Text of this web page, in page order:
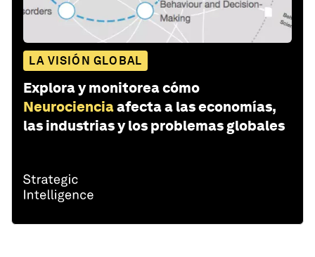
LA VISIÓN GLOBAL
Explora y monitorea cómo
Neurocienciaafecta a las economías,
las industrias y los problemas globales